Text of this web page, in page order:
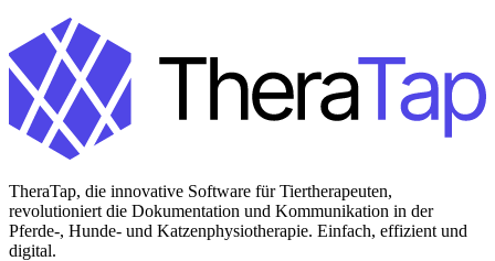
TheraTap, die innovative Software für Tiertherapeuten,
revolutioniert die Dokumentation und Kommunikation in der
Pferde-, Hunde- und Katzenphysiotherapie. Einfach, effizient und
digital.